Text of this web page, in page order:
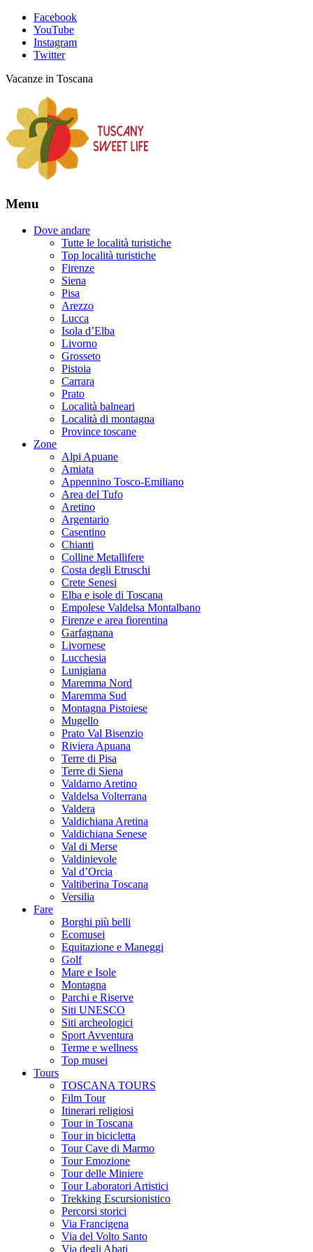
Facebook
YouTube
Instagram
Twitter
Vacanze in Toscana
Menu
Dove andare
Tutte le località turistiche
Top località turistiche
Firenze
Siena
Pisa
Arezzo
Lucca
Isola d’Elba
Livorno
Grosseto
Pistoia
Carrara
Prato
Località balneari
Località di montagna
Province toscane
Zone
Alpi Apuane
Amiata
Appennino Tosco-Emiliano
Area del Tufo
Aretino
Argentario
Casentino
Chianti
Colline Metallifere
Costa degli Etruschi
Crete Senesi
Elba e isole di Toscana
Empolese Valdelsa Montalbano
Firenze e area fiorentina
Garfagnana
Livornese
Lucchesia
Lunigiana
Maremma Nord
Maremma Sud
Montagna Pistoiese
Mugello
Prato Val Bisenzio
Riviera Apuana
Terre di Pisa
Terre di Siena
Valdarno Aretino
Valdelsa Volterrana
Valdera
Valdichiana Aretina
Valdichiana Senese
Val di Merse
Valdinievole
Val d’Orcia
Valtiberina Toscana
Versilia
Fare
Borghi più belli
Ecomusei
Equitazione e Maneggi
Golf
Mare e Isole
Montagna
Parchi e Riserve
Siti UNESCO
Siti archeologici
Sport Avventura
Terme e wellness
Top musei
Tours
TOSCANA TOURS
Film Tour
Itinerari religiosi
Tour in Toscana
Tour in bicicletta
Tour Cave di Marmo
Tour Emozione
Tour delle Miniere
Tour Laboratori Artistici
Trekking Escursionistico
Percorsi storici
Via Francigena
Via del Volto Santo
Via degli Abati